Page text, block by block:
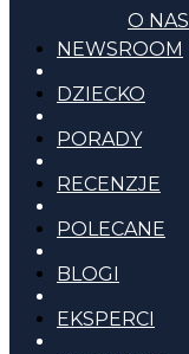
O NAS
NEWSROOM
DZIECKO
PORADY
RECENZJE
POLECANE
BLOGI
EKSPERCI